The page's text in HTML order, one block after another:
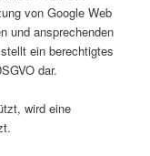
von Google Web
und ansprechenden
ein berechtigtes
dar.
wird eine